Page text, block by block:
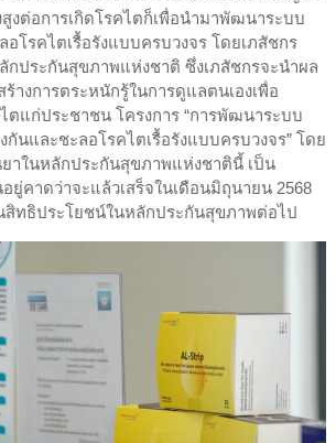
สูงต่อการเกิดโรคไตก็เพื่อนำมาพัฒนาระบบ
โรคไตเรื้อรังแบบครบวงจร โดยเภสัชกร
กประกันสุขภาพแห่งชาติ ซึ่งเภสัชกรจะนำผล
างการตระหนักรู้ในการดูแลตนเองเพื่อ
ตแก่ประชาชน โครงการ “การพัฒนาระบบ
นและชะลอโรคไตเรื้อรังแบบครบวงจร” โดย
ยาในหลักประกันสุขภาพแห่งชาตินี้ เป็น
ยู่คาดว่าจะแล้วเสร็จในเดือนมิถุนายน 2568
สิทธิประโยชน์ในหลักประกันสุขภาพต่อไป